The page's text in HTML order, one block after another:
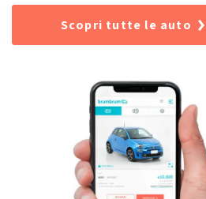
Scopri tutte le auto